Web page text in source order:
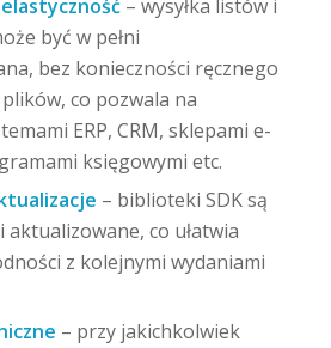
– wysyłka listów i
być w pełni
bez konieczności ręcznego
co pozwala na
ERP, CRM, sklepami e-
księgowymi etc.
– biblioteki SDK są
co ułatwia
z kolejnymi wydaniami
– przy jakichkolwiek